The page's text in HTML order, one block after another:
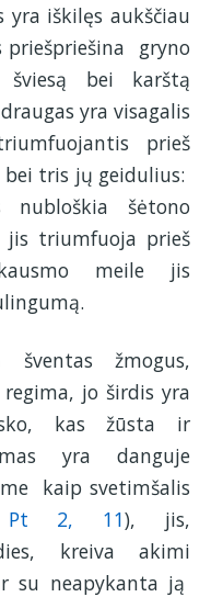
yra iškilęs aukščiau
priešpriešina gryno
bei karštą
yra visagalis
prieš
tris jų geidulius:
nubloškia šėtono
triumfuoja prieš
meile jis
šventas žmogus,
jo širdis yra
kas žūsta ir
yra danguje
kaip svetimšalis
2, 11), jis,
kreiva akimi
su neapykanta ją